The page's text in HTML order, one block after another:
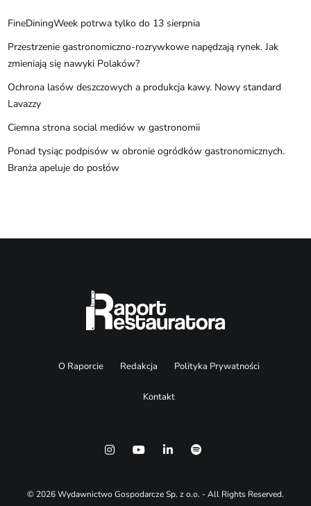
FineDiningWeek potrwa tylko do 13 sierpnia
Przestrzenie gastronomiczno-rozrywkowe napędzają rynek. Jak
zmieniają się nawyki Polaków?
Ochrona lasów deszczowych a produkcja kawy. Nowy standard
Lavazzy
Ciemna strona social mediów w gastronomii
Ponad tysiąc podpisów w obronie ogródków gastronomicznych.
Branża apeluje do posłów
O Raporcie Redakcja Polityka Prywatności
Kontakt
© 2026 Wydawnictwo Gospodarcze Sp. z o.o. - All Rights Reserved.